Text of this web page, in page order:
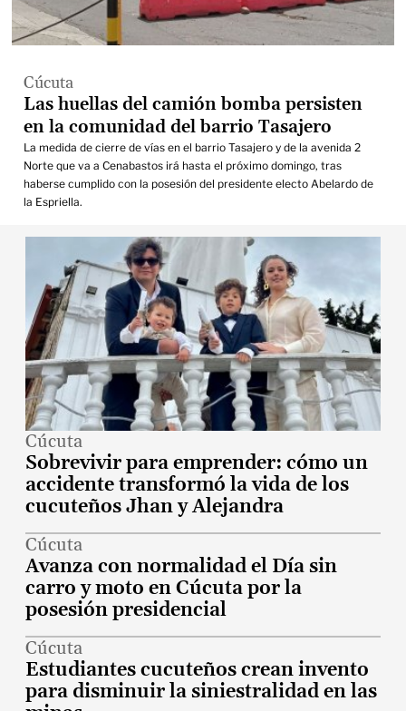
Cúcuta
Sobrevivir para emprender: cómo un
accidente transformó la vida de los
cucuteños Jhan y Alejandra
Cúcuta
Avanza con normalidad el Día sin
carro y moto en Cúcuta por la
posesión presidencial
Cúcuta
Estudiantes cucuteños crean invento
para disminuir la siniestralidad en las
Cúcuta
Las huellas del camión bomba persisten
en la comunidad del barrio Tasajero
La medida de cierre de vías en el barrio Tasajero y de la avenida 2
Norte que va a Cenabastos irá hasta el próximo domingo, tras
haberse cumplido con la posesión del presidente electo Abelardo de
la Espriella.